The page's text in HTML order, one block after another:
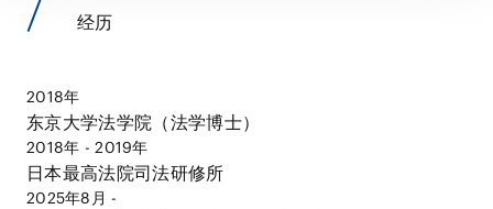
经历
2018年
东京大学法学院（法学博士）
2018年 - 2019年
日本最高法院司法研修所
2025年8月 -